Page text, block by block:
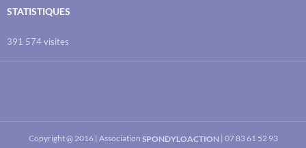
STATISTIQUES
391 574 visites
Copyright @ 2016 | Association SPONDYLOACTION | 07 83 61 52 93